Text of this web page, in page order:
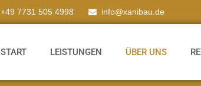
+49 7731 505 4998 info@xanibau.de
START LEISTUNGEN ÜBER UNS